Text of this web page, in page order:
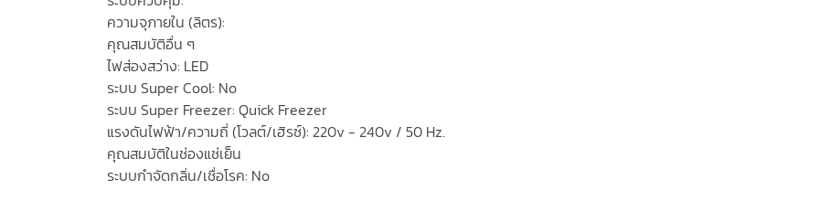
ความจุภายใน (ลิตร):
คุณสมบัติอื่น ๆ
ไฟส่องสว่าง: LED
ระบบ Super Cool: No
ระบบ Super Freezer: Quick Freezer
แรงดันไฟฟ้า/ความถี่ (โวลต์/เฮิรซ์): 220v - 240v / 50 Hz.
คุณสมบัติในช่องแช่เย็น
ระบบกำจัดกลิ่น/เชื่อโรค: No